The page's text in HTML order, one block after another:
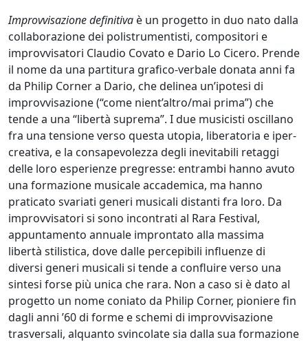
Improvvisazione definitiva è un progetto in duo nato dalla
collaborazione dei polistrumentisti, compositori e
improvvisatori Claudio Covato e Dario Lo Cicero. Prende
il nome da una partitura grafico-verbale donata anni fa
da Philip Corner a Dario, che delinea un’ipotesi di
improvvisazione (“come nient’altro/mai prima”) che
tende a una “libertà suprema”. I due musicisti oscillano
fra una tensione verso questa utopia, liberatoria e iper-
creativa, e la consapevolezza degli inevitabili retaggi
delle loro esperienze pregresse: entrambi hanno avuto
una formazione musicale accademica, ma hanno
praticato svariati generi musicali distanti fra loro. Da
improvvisatori si sono incontrati al Rara Festival,
appuntamento annuale improntato alla massima
libertà stilistica, dove dalle percepibili influenze di
diversi generi musicali si tende a confluire verso una
sintesi forse più unica che rara. Non a caso si è dato al
progetto un nome coniato da Philip Corner, pioniere fin
dagli anni ’60 di forme e schemi di improvvisazione
trasversali, alquanto svincolate sia dalla sua formazione